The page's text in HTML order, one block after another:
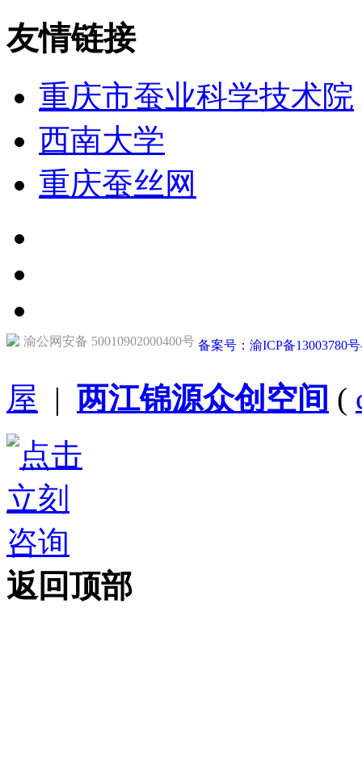
友情链接
重庆市蚕业科学技术院
西南大学
重庆蚕丝网
渝公网安备 50010902000400号 备案号：渝ICP备13003780
屋 | 两江锦源众创空间 (
返回顶部